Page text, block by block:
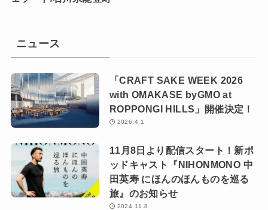
ニュース
「CRAFT SAKE WEEK 2026
with OMAKASE byGMO at
ROPPONGI HILLS」開催決定！
2026.4.1
11月8日より配信スタート！新ポ
ッドキャスト『NIHONMONO 中
田英寿 にほんのほんものを巡る
旅』のお知らせ
2024.11.8